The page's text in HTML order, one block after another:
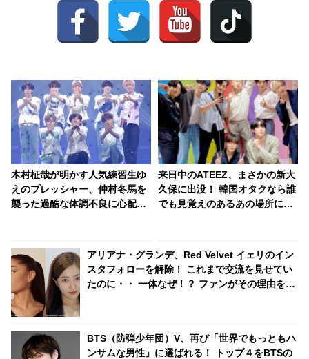
木村柾哉が明かす人気練習生ゆ
えのプレッシャー、仲村冬馬を
襲った過酷な体調不良に心配の
「Another Day」チームのメン
バー愛＆ステージへの切実な思
いに感動
来日中のATEEZ、まさかの新大
久保に出没！ 韓国オタクなら誰
でも見覚えのあるあの場所にフ
アリアナ・グランデ、Red Velvet イェリのイン
スタフォローを解除！ これまで交流を見せてい
たのに・・ 一体なぜ！？ ファンがその理由を推
BTS（防弾少年団）V、再び「世界でもっともハ
ンサムな男性」に選ばれる！ トップ４をBTSの